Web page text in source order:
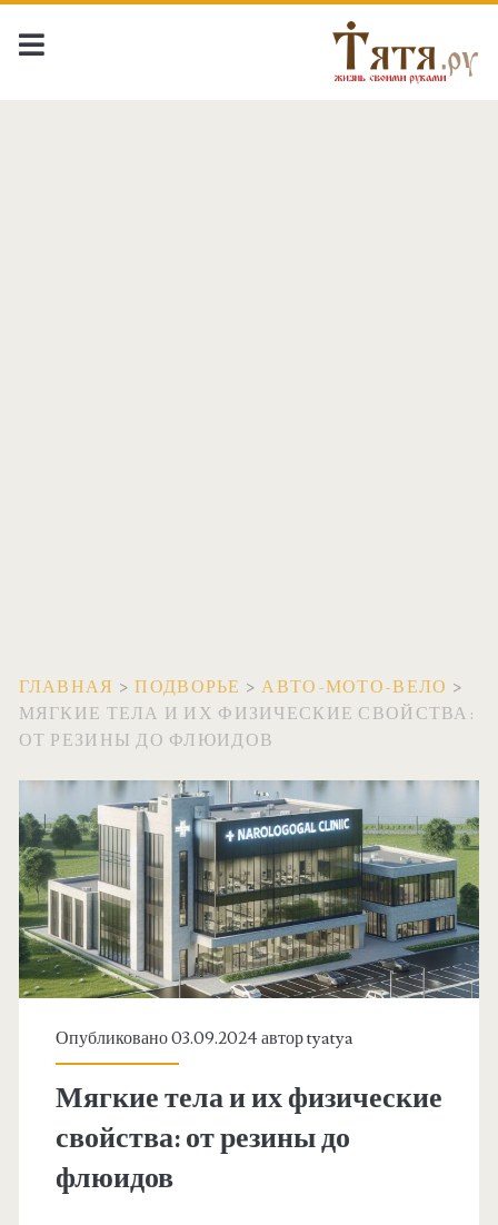
ГЛАВНАЯ >ПОДВОРЬЕ >АВТО-МОТО-ВЕЛО >
МЯГКИЕ ТЕЛА И ИХ ФИЗИЧЕСКИЕ СВОЙСТВА:
ОТ РЕЗИНЫ ДО ФЛЮИДОВ
Опубликовано 03.09.2024 авторtyatya
Мягкие тела и их физические
свойства: от резины до
флюидов